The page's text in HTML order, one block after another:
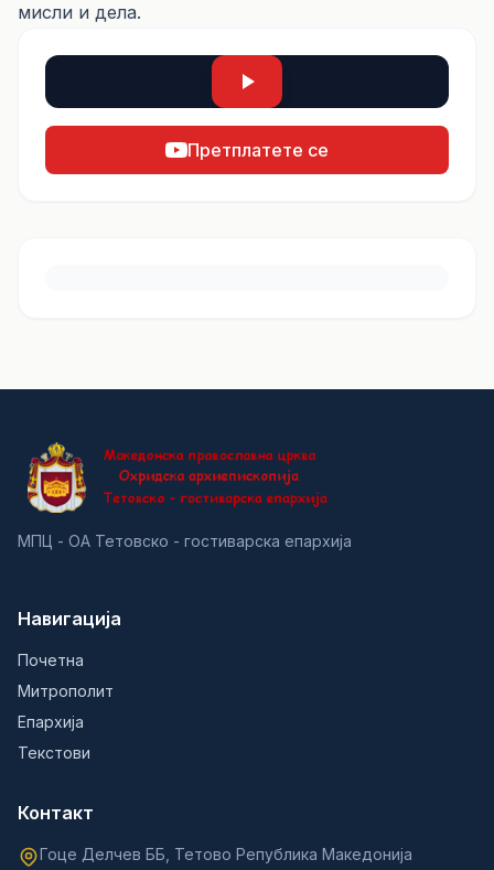
мисли и дела.
Претплатете се
МПЦ - ОА Тетовско - гостиварска епархија
Навигација
Почетна
Митрополит
Епархија
Текстови
Контакт
Гоце Делчев ББ, Тетово Република Македонија